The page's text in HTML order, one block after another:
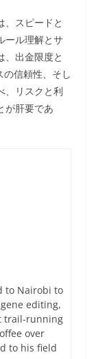
、スピードと
ール理解とサ
、出金限度と
の信頼性、そし
、リスクと利
が肝要であ
to Nairobi to
editing,
trail-running
over
to his field